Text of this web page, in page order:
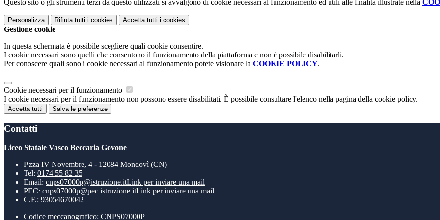
Questo sito o gli strumenti terzi da questo utilizzati si avvalgono di cookie necessari al funzionamento ed utili alle finalità illustrate nella
Personalizza Rifiuta tutti i cookies Accetta tutti i cookies
Gestione cookie
In questa schermata è possibile scegliere quali cookie consentire.
I cookie necessari sono quelli che consentono il funzionamento della piattaforma e non è possibile disabilitarli.
Per conoscere quali sono i cookie necessari al funzionamento potete visionare la COOKIE POLICY.
Cookie necessari per il funzionamento
I cookie necessari per il funzionamento non possono essere disabilitati. È possibile consultare l'elenco nella pagina della cookie policy.
Accetta tutti Salva le preferenze
Contatti
Liceo Statale Vasco Beccaria Govone
P.zza IV Novembre, 4 - 12084 Mondovì (CN)
Tel: 0174 55 82 35
Email: cnps07000p@istruzione.itLink per inviare una mail
PEC: cnps07000p@pec.istruzione.itLink per inviare una mail
C.F.: 93054670042
Codice meccanografico: CNPS07000P